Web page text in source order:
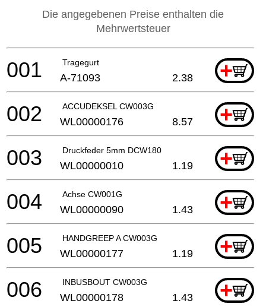
Die angegebenen Preise enthalten die
Mehrwertsteuer
Tragegurt +
001 A-71093 2.38
ACCUDEKSEL CW003G +
002 WL00000176 8.57
Druckfeder 5mm DCW180 +
003 WL00000010 1.19
Achse CW001G +
004 WL00000090 1.43
HANDGREEP A CW003G +
005 WL00000177 1.19
INBUSBOUT CW003G +
006 WL00000178 1.43